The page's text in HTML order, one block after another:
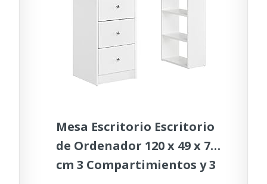
Mesa Escritorio Escritorio
de Ordenador 120 x 49 x 72
cm 3 Compartimientos y 3